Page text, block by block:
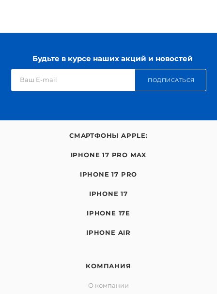
Будьте в курсе наших акций и новостей
ПОДПИСАТЬСЯ
СМАРТФОНЫ APPLE:
IPHONE 17 PRO MAX
IPHONE 17 PRO
IPHONE 17
IPHONE 17E
IPHONE AIR
КОМПАНИЯ
О компании